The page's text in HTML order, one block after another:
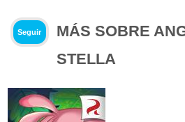
Seguir
MÁS SOBRE
STELLA